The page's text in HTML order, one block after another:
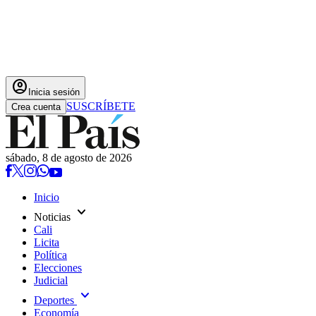
account_circle Inicia sesión
Crea cuenta SUSCRÍBETE
sábado, 8 de agosto de 2026
Inicio
Noticias expand_more
Cali
Licita
Política
Elecciones
Judicial
Deportes expand_more
Economía